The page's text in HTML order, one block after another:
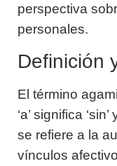
perspectiva
personales.
Definición
El término
‘a’ significa
se refiere a la
vínculos